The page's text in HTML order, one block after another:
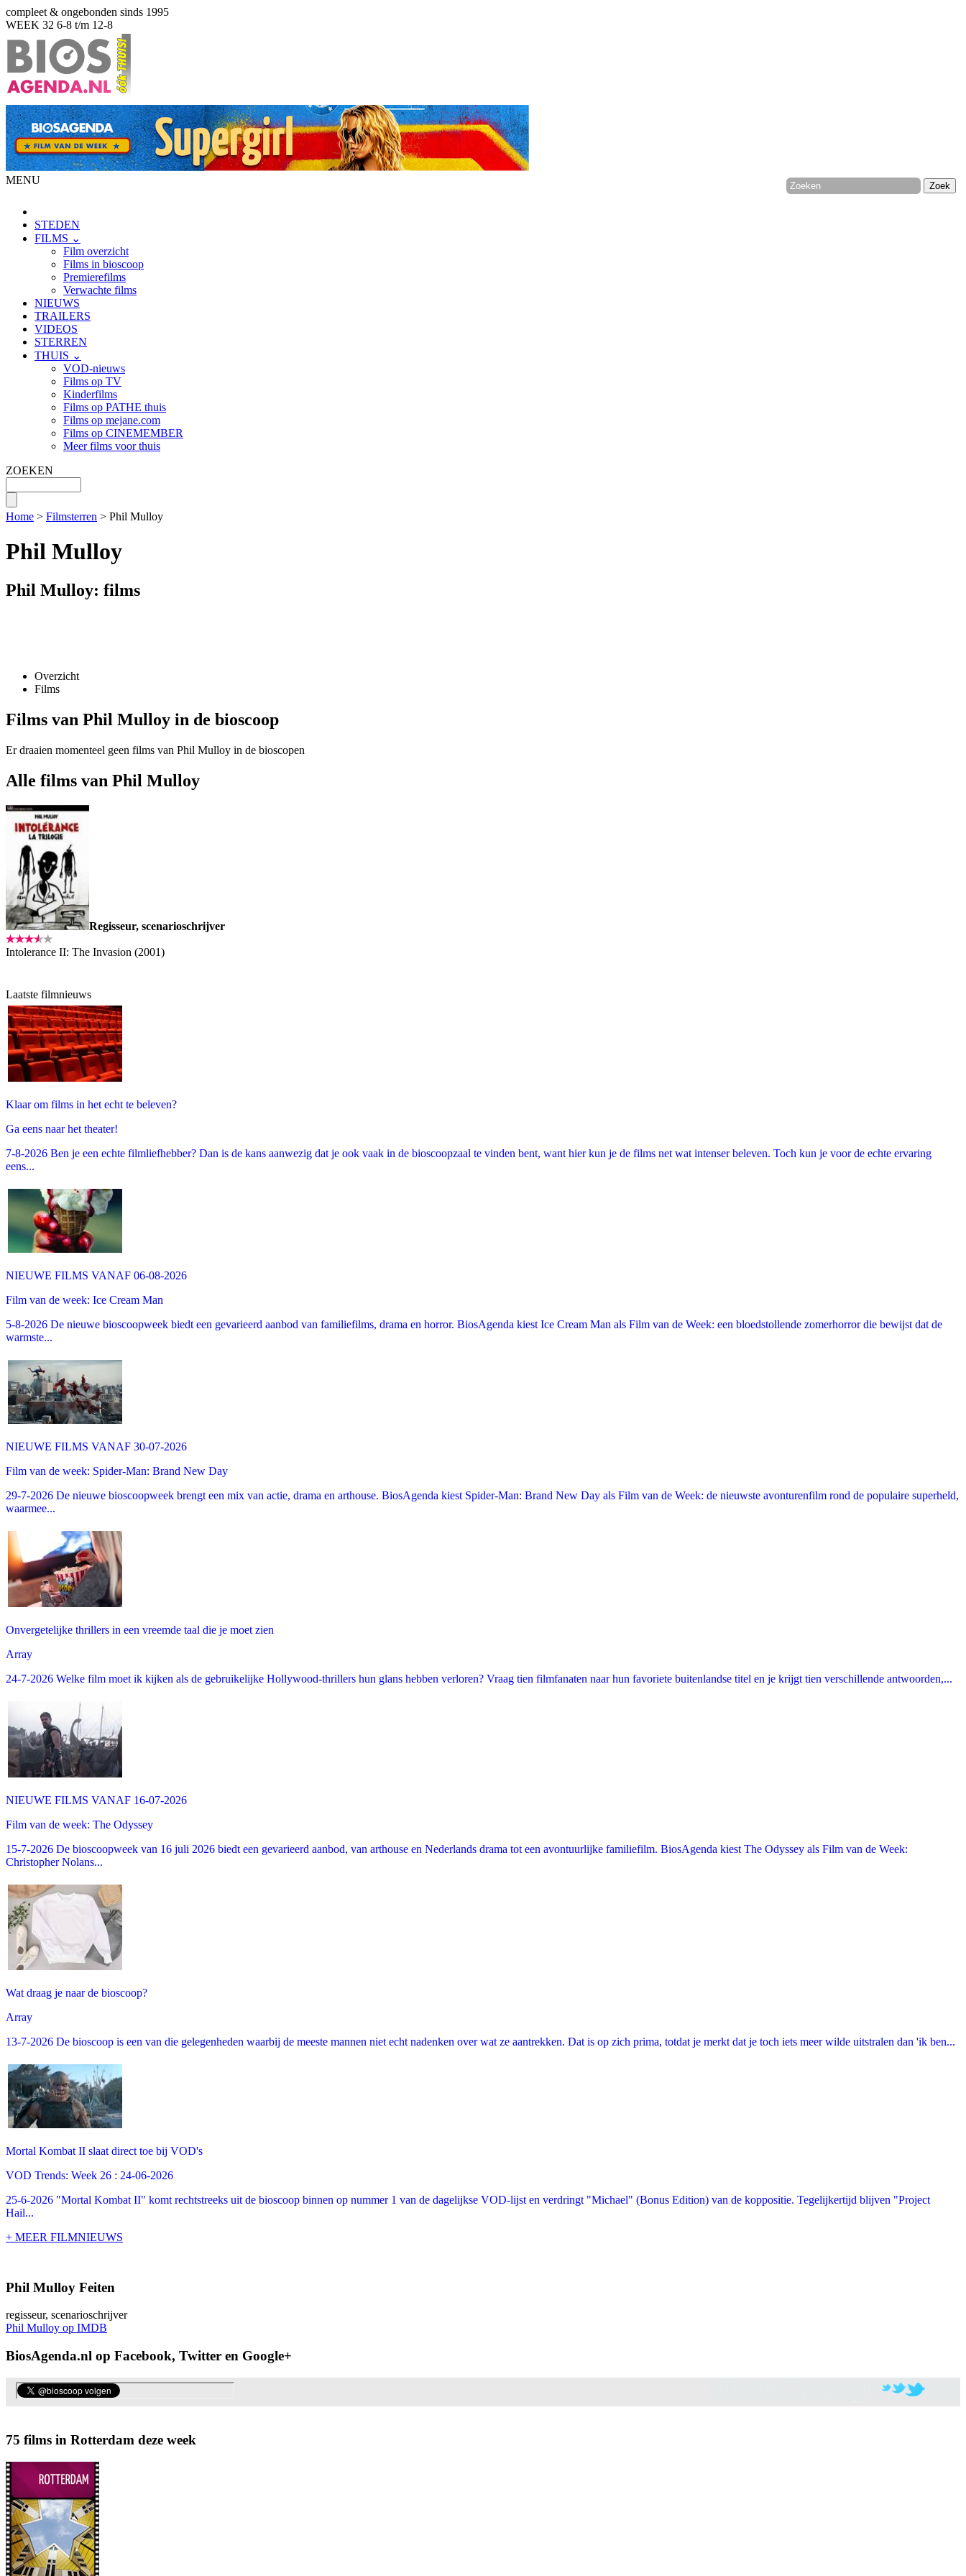
compleet & ongebonden sinds 1995
WEEK 32 6-8 t/m 12-8
MENU
STEDEN
FILMS ⌄
Film overzicht
Films in bioscoop
Premierefilms
Verwachte films
NIEUWS
TRAILERS
VIDEOS
STERREN
THUIS ⌄
VOD-nieuws
Films op TV
Kinderfilms
Films op PATHE thuis
Films op mejane.com
Films op CINEMEMBER
Meer films voor thuis
ZOEKEN
Home > Filmsterren > Phil Mulloy
Phil Mulloy
Phil Mulloy: films
Overzicht
Films
Films van Phil Mulloy in de bioscoop
Er draaien momenteel geen films van Phil Mulloy in de bioscopen
Alle films van Phil Mulloy
Regisseur, scenarioschrijver
Intolerance II: The Invasion (2001)
Laatste filmnieuws
Klaar om films in het echt te beleven?
Ga eens naar het theater!
7-8-2026 Ben je een echte filmliefhebber? Dan is de kans aanwezig dat je ook vaak in de bioscoopzaal te vinden bent, want hier kun je de films net wat intenser beleven. Toch kun je voor de echte ervaring
eens...
NIEUWE FILMS VANAF 06-08-2026
Film van de week: Ice Cream Man
5-8-2026 De nieuwe bioscoopweek biedt een gevarieerd aanbod van familiefilms, drama en horror. BiosAgenda kiest Ice Cream Man als Film van de Week: een bloedstollende zomerhorror die bewijst dat de
warmste...
NIEUWE FILMS VANAF 30-07-2026
Film van de week: Spider-Man: Brand New Day
29-7-2026 De nieuwe bioscoopweek brengt een mix van actie, drama en arthouse. BiosAgenda kiest Spider-Man: Brand New Day als Film van de Week: de nieuwste avonturenfilm rond de populaire superheld,
waarmee...
Onvergetelijke thrillers in een vreemde taal die je moet zien
Array
24-7-2026 Welke film moet ik kijken als de gebruikelijke Hollywood-thrillers hun glans hebben verloren? Vraag tien filmfanaten naar hun favoriete buitenlandse titel en je krijgt tien verschillende antwoorden,...
NIEUWE FILMS VANAF 16-07-2026
Film van de week: The Odyssey
15-7-2026 De bioscoopweek van 16 juli 2026 biedt een gevarieerd aanbod, van arthouse en Nederlands drama tot een avontuurlijke familiefilm. BiosAgenda kiest The Odyssey als Film van de Week:
Christopher Nolans...
Wat draag je naar de bioscoop?
Array
13-7-2026 De bioscoop is een van die gelegenheden waarbij de meeste mannen niet echt nadenken over wat ze aantrekken. Dat is op zich prima, totdat je merkt dat je toch iets meer wilde uitstralen dan 'ik ben...
Mortal Kombat II slaat direct toe bij VOD's
VOD Trends: Week 26 : 24-06-2026
25-6-2026 "Mortal Kombat II" komt rechtstreeks uit de bioscoop binnen op nummer 1 van de dagelijkse VOD-lijst en verdringt "Michael" (Bonus Edition) van de koppositie. Tegelijkertijd blijven "Project
Hail...
+ MEER FILMNIEUWS
Phil Mulloy Feiten
regisseur, scenarioschrijver
Phil Mulloy op IMDB
BiosAgenda.nl op Facebook, Twitter en Google+
75 films in Rotterdam deze week